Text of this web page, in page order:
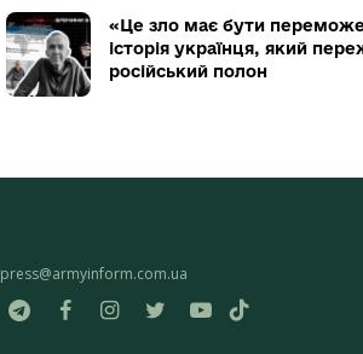
«Це зло має бути
історія українця, який
російський полон
press@armyinform.com.ua